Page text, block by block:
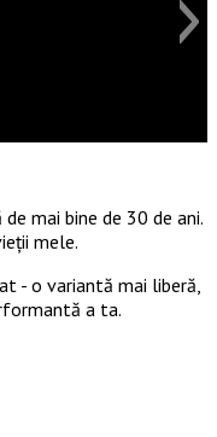
mai bine de 30 de ani.
mele.
- o variantă mai liberă,
a ta.